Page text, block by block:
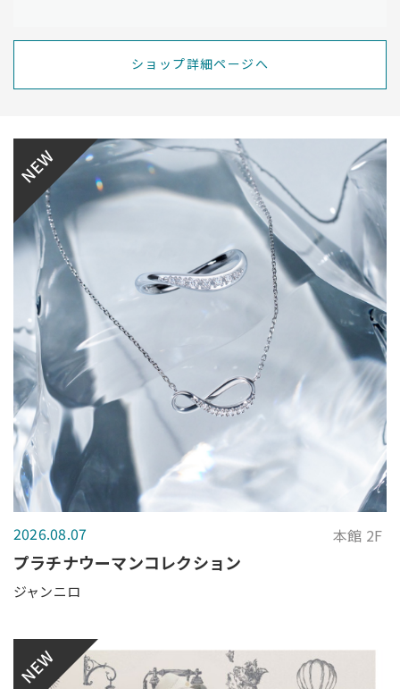
ショップ詳細ページへ
NEW
2026.08.07 本館 2F
プラチナウーマンコレクション
ジャンニロ
NEW